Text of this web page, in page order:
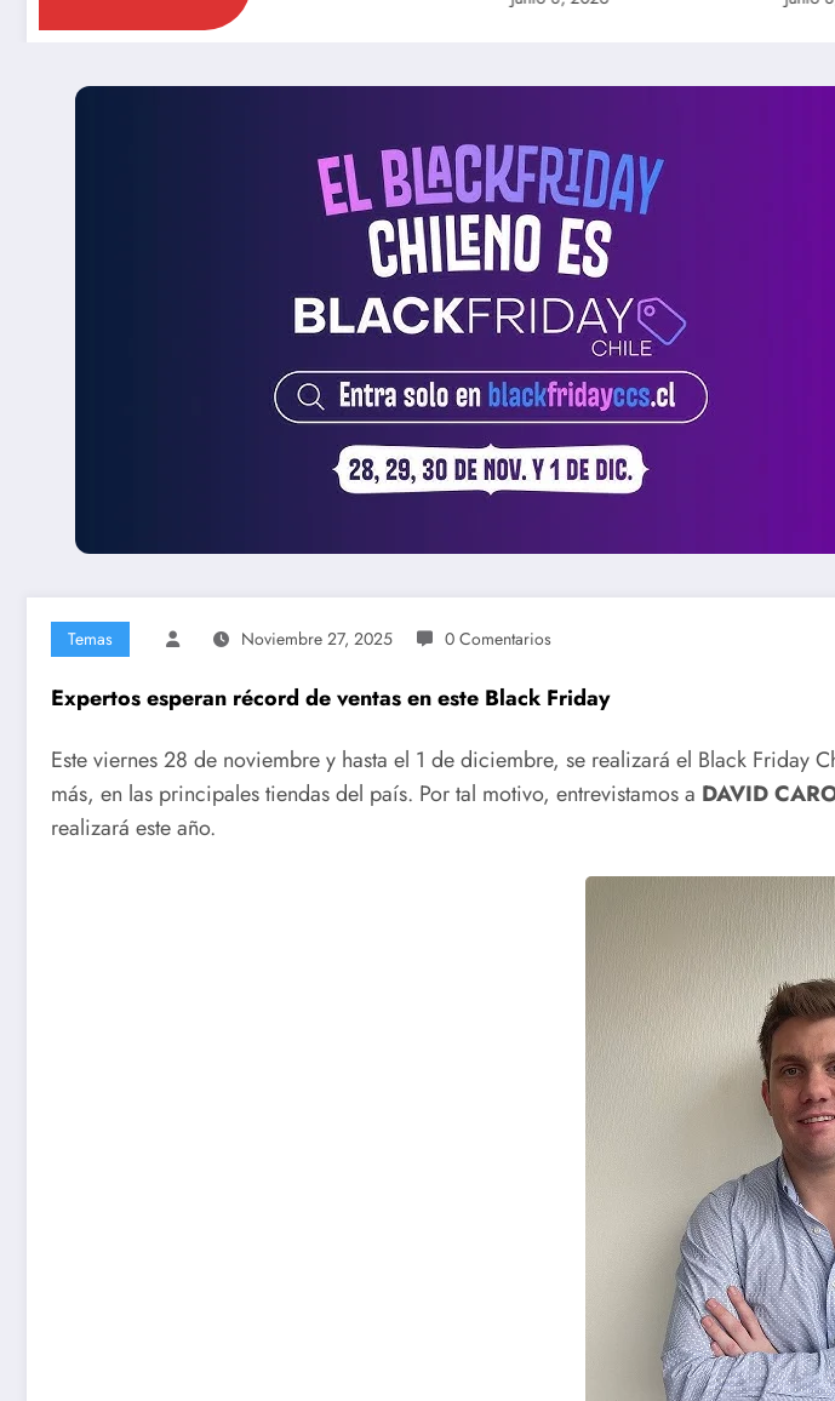
Temas Noviembre 27, 2025 0 Comentarios
Expertos esperan récord de ventas en este Black Friday
Este viernes 28 de noviembre y hasta el 1 de diciembre, se realizará el Black
más, en las principales tiendas del país. Por tal motivo, entrevistamos a DAVID
realizará este año.